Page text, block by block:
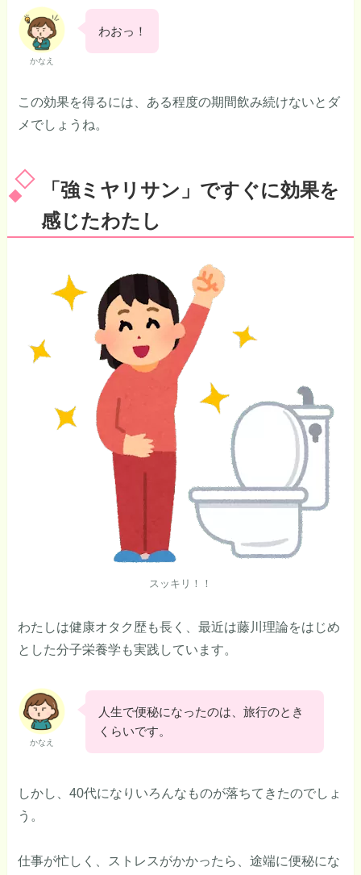
かなえ
わおっ！
この効果を得るには、ある程度の期間飲み続けないとダ
メでしょうね。
「強ミヤリサン」ですぐに効果を
感じたわたし
スッキリ！！
わたしは健康オタク歴も長く、最近は藤川理論をはじめ
とした分子栄養学も実践しています。
かなえ
人生で便秘になったのは、旅行のとき
くらいです。
しかし、40代になりいろんなものが落ちてきたのでしょ
う。
仕事が忙しく、ストレスがかかったら、途端に便秘にな